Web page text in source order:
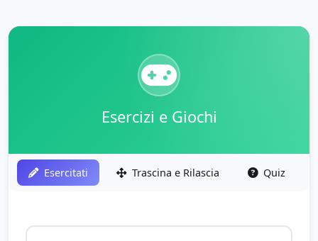
Esercizi e Giochi
Esercitati Trascina e Rilascia Quiz